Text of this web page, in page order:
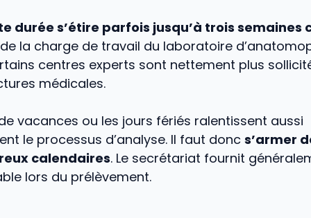
durée s’étire parfois jusqu’à trois semaines
la charge de travail du laboratoire
centres experts sont nettement plus
médicales.
vacances ou les jours fériés ralentissent aussi
le processus d’analyse. Il faut donc s’armer
calendaires. Le secrétariat fournit
lors du prélèvement.